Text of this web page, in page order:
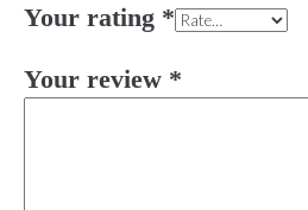
Your rating *
Your review *